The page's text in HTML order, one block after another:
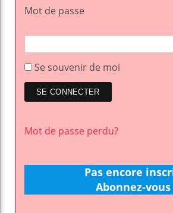
Mot de passe
Se souvenir de moi
Mot de passe perdu?
Pas encore
Abonnez-vous